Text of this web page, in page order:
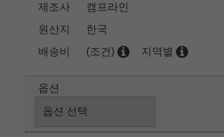
제조사
캠프라인
원산지
한국
배송비
(조건) 지역별
옵션